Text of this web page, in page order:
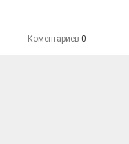
Коментариев 0